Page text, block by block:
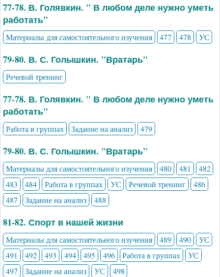
77-78. В. Голявкин. " В любом деле нужно уметь
работать"
Материалы для самостоятельного изучения 477 478 УС
79-80. В. С. Голышкин. "Вратарь"
Речевой тренинг
77-78. В. Голявкин. " В любом деле нужно уметь
работать"
Работа в группах Задание на анализ 479
79-80. В. С. Голышкин. "Вратарь"
Материалы для самостоятельного изучения 480 481
482
483
484 Работа в группах УС Речевой тренинг
486
487
Задание на анализ 488
81-82. Спорт в нашей жизни
Материалы для самостоятельного изучения 489 490
УС
491
492 493 494 495 496 Работа в группах
УС
497
Задание на анализ УС 498